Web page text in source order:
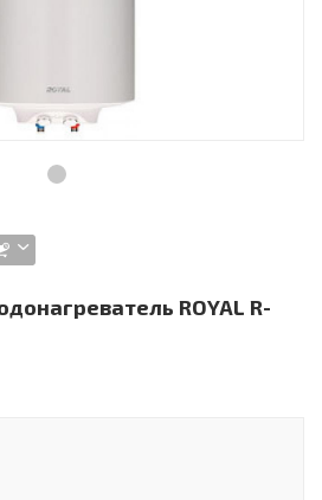
ROYAL R-